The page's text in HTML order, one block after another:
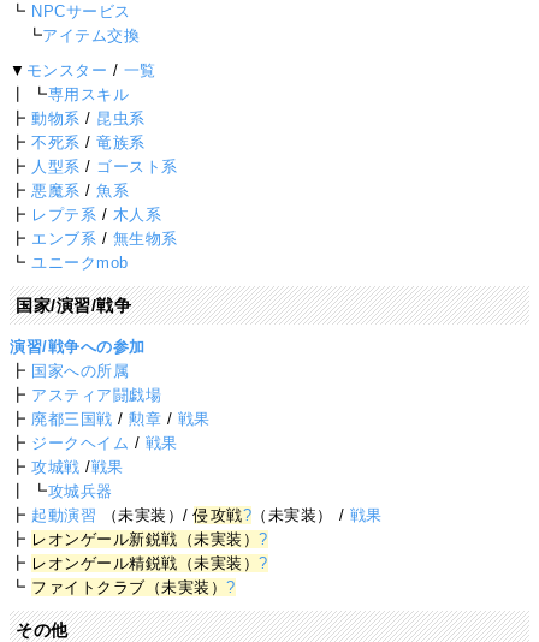
┗ NPCサービス
┗アイテム交換
▼ モンスター / 一覧
┃ ┗専用スキル
┣動物系 / 昆虫系
┣不死系 /竜族系
┣ 人型系 / ゴースト系
┣ 悪魔系 /魚系
┣ レプテ系 / 木人系
┣ エンブ系 / 無生物系
┗ ユニークmob
国家/演習/戦争
演習/戦争への参加
┣ 国家への所属
┣ アスティア闘戯場
┣ 廃都三国戦 /勲章 / 戦果
┣ ジークヘイム / 戦果
┣攻城戦 /戦果
┃ ┗攻城兵器
┣ 起動演習 （未実装）/侵攻戦? （未実装） / 戦果
┣ レオンゲール新鋭戦（未実装）?
┣ レオンゲール精鋭戦（未実装）?
┗ ファイトクラブ（未実装）?
その他